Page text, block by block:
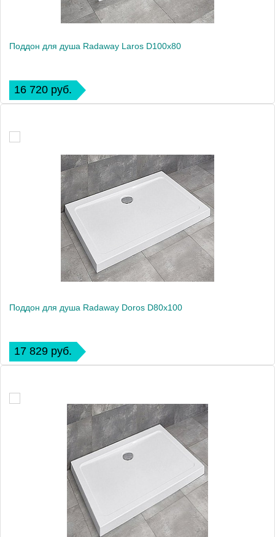
Поддон для душа Radaway Laros D100x80
16 720 руб.
Поддон для душа Radaway Doros D80x100
17 829 руб.